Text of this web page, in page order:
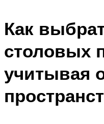
Как
столовых
учитывая